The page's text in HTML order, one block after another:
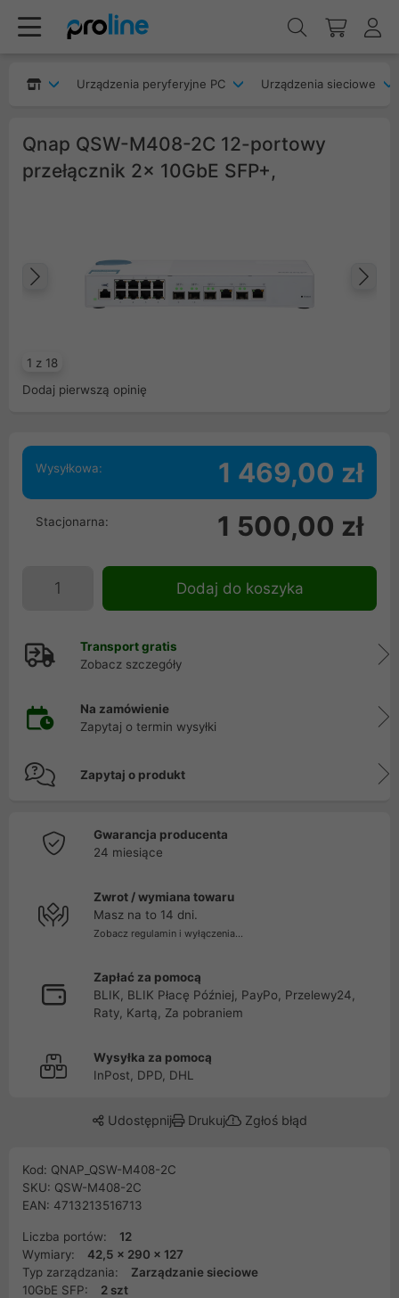
Urządzenia peryferyjne PC Urządzenia sieciowe
Qnap QSW-M408-2C 12-portowy
przełącznik 2x 10GbE SFP+,
1 z 18
Poprzedni
Dodaj pierwszą opinię
Wysyłkowa: 1 469,00 zł
Stacjonarna: 1 500,00 zł
Dodaj do koszyka
Transport gratis
Zobacz szczegóły
Na zamówienie
Zapytaj o termin wysyłki
Zapytaj o produkt
Gwarancja producenta
24 miesiące
Zwrot / wymiana towaru
Masz na to 14 dni.
Zobacz regulamin i wyłączenia...
Zapłać za pomocą
BLIK, BLIK Płacę Później, PayPo, Przelewy24,
Raty, Kartą, Za pobraniem
Wysyłka za pomocą
InPost, DPD, DHL
Udostępnij Drukuj Zgłoś błąd
Kod: QNAP_QSW-M408-2C
SKU: QSW-M408-2C
EAN: 4713213516713
Liczba portów:
12
Wymiary:
42,5 x 290 x 127
Typ zarządzania:
Zarządzanie sieciowe
10GbE SFP:
2 szt